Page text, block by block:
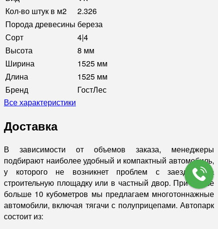
Кол-во штук в м2
2.326
Порода древесины береза
Сорт
4|4
Высота
8 мм
Ширина
1525 мм
Длина
1525 мм
Бренд
ГостЛес
Все характеристики
Доставка
В зависимости от объемов заказа, менеджеры
подбирают наиболее удобный и компактный автомобиль,
у которого не возникнет проблем с заездом на
строительную площадку или в частный двор. При заказе
больше 10 кубометров мы предлагаем многотоннажные
автомобили, включая тягачи с полуприцепами. Автопарк
состоит из: